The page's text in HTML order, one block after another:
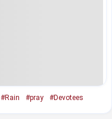
#Rain #pray #Devotees